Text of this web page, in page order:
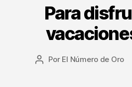
Para
Autor
Por El Número de Oro